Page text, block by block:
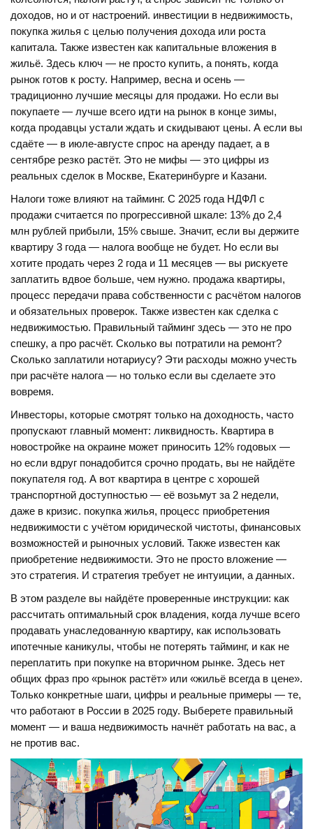
доходов, но и от настроений. инвестиции в недвижимость,
покупка жилья с целью получения дохода или роста
капитала. Также известен как капитальные вложения в
жильё. Здесь ключ — не просто купить, а понять, когда
рынок готов к росту. Например, весна и осень —
традиционно лучшие месяцы для продажи. Но если вы
покупаете — лучше всего идти на рынок в конце зимы,
когда продавцы устали ждать и скидывают цены. А если вы
сдаёте — в июле-августе спрос на аренду падает, а в
сентябре резко растёт. Это не мифы — это цифры из
реальных сделок в Москве, Екатеринбурге и Казани.
Налоги тоже влияют на тайминг. С 2025 года НДФЛ с
продажи считается по прогрессивной шкале: 13% до 2,4
млн рублей прибыли, 15% свыше. Значит, если вы держите
квартиру 3 года — налога вообще не будет. Но если вы
хотите продать через 2 года и 11 месяцев — вы рискуете
заплатить вдвое больше, чем нужно. продажа квартиры,
процесс передачи права собственности с расчётом налогов
и обязательных проверок. Также известен как сделка с
недвижимостью. Правильный тайминг здесь — это не про
спешку, а про расчёт. Сколько вы потратили на ремонт?
Сколько заплатили нотариусу? Эти расходы можно учесть
при расчёте налога — но только если вы сделаете это
вовремя.
Инвесторы, которые смотрят только на доходность, часто
пропускают главный момент: ликвидность. Квартира в
новостройке на окраине может приносить 12% годовых —
но если вдруг понадобится срочно продать, вы не найдёте
покупателя год. А вот квартира в центре с хорошей
транспортной доступностью — её возьмут за 2 недели,
даже в кризис. покупка жилья, процесс приобретения
недвижимости с учётом юридической чистоты, финансовых
возможностей и рыночных условий. Также известен как
приобретение недвижимости. Это не просто вложение —
это стратегия. И стратегия требует не интуиции, а данных.
В этом разделе вы найдёте проверенные инструкции: как
рассчитать оптимальный срок владения, когда лучше всего
продавать унаследованную квартиру, как использовать
ипотечные каникулы, чтобы не потерять тайминг, и как не
переплатить при покупке на вторичном рынке. Здесь нет
общих фраз про «рынок растёт» или «жильё всегда в цене».
Только конкретные шаги, цифры и реальные примеры — те,
что работают в России в 2025 году. Выберете правильный
момент — и ваша недвижимость начнёт работать на вас, а
не против вас.